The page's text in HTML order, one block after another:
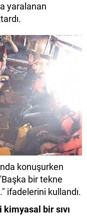
yaralanan
konuşurken
bir tekne
ifadelerini kullandı.
bir sıvı